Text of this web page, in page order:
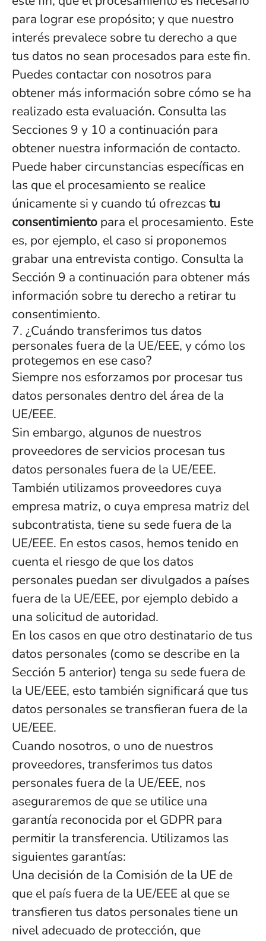
para lograr ese propósito; y que nuestro
interés prevalece sobre tu derecho a que
tus datos no sean procesados para este fin.
Puedes contactar con nosotros para
obtener más información sobre cómo se ha
realizado esta evaluación. Consulta las
Secciones 9 y 10 a continuación para
obtener nuestra información de contacto.
Puede haber circunstancias específicas en
las que el procesamiento se realice
únicamente si y cuando tú ofrezcas tu
consentimiento para el procesamiento. Este
es, por ejemplo, el caso si proponemos
grabar una entrevista contigo. Consulta la
Sección 9 a continuación para obtener más
información sobre tu derecho a retirar tu
consentimiento.
7. ¿Cuándo transferimos tus datos
personales fuera de la UE/EEE, y cómo los
protegemos en ese caso?
Siempre nos esforzamos por procesar tus
datos personales dentro del área de la
UE/EEE.
Sin embargo, algunos de nuestros
proveedores de servicios procesan tus
datos personales fuera de la UE/EEE.
También utilizamos proveedores cuya
empresa matriz, o cuya empresa matriz del
subcontratista, tiene su sede fuera de la
UE/EEE. En estos casos, hemos tenido en
cuenta el riesgo de que los datos
personales puedan ser divulgados a países
fuera de la UE/EEE, por ejemplo debido a
una solicitud de autoridad.
En los casos en que otro destinatario de tus
datos personales (como se describe en la
Sección 5 anterior) tenga su sede fuera de
la UE/EEE, esto también significará que tus
datos personales se transfieran fuera de la
UE/EEE.
Cuando nosotros, o uno de nuestros
proveedores, transferimos tus datos
personales fuera de la UE/EEE, nos
aseguraremos de que se utilice una
garantía reconocida por el GDPR para
permitir la transferencia. Utilizamos las
siguientes garantías:
Una decisión de la Comisión de la UE de
que el país fuera de la UE/EEE al que se
transfieren tus datos personales tiene un
nivel adecuado de protección, que